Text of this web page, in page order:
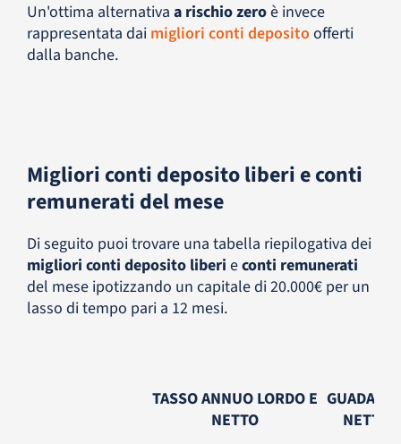
Un'ottima alternativa a rischio zeroè invece
rappresentata dai migliori conti depositoofferti
dalla banche.
Migliori conti deposito liberi e conti
remunerati del mese
Di seguito puoi trovare una tabella riepilogativa dei
migliori conti deposito liberi econti remunerati
del mese ipotizzando un capitale di 20.000€ per un
lasso di tempo pari a 12 mesi.
TASSO ANNUO LORDO E
NETTO
NETTO